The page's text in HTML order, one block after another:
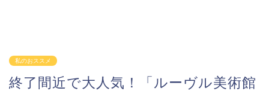
私のおススメ
終了間近で大人気！「ルーヴル美術館